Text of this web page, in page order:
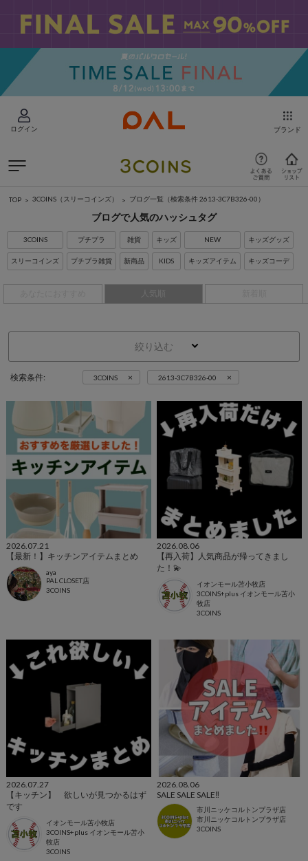
ログイン ブランド
TOP 3COINS（スリーコインズ） ブログ一覧 （検索条件 2613-3C7B326-00）
ブログで人気のハッシュタグ
3COINS
スリーコインズ
プチプラ
プチプラ雑貨
雑貨
新商品
キッズ
KIDS
NEW
キッズアイテム
キッズグッズ
キッズコーデ
人気順
絞り込む
検索条件: 3COINS × 2613-3C7B326-00 ×
2026.07.21
【最新！】キッチンアイテムまとめ
aya
PAL CLOSET店
3COINS
2026.08.06
【再入荷】人気商品が帰ってきまし
た！💫
イオンモール苫小牧店
3COINS+plus イオンモール苫小
牧店
3COINS
2026.07.27
【キッチン】 欲しいが見つかるはず
です
イオンモール苫小牧店
3COINS+plus イオンモール苫小
牧店
3COINS
2026.08.06
SALE SALE SALE‼️
市川ニッケコルトンプラザ店
市川ニッケコルトンプラザ店
3COINS